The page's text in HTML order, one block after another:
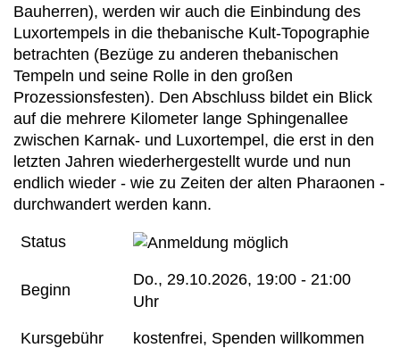
Bauherren), werden wir auch die Einbindung des
Luxortempels in die thebanische Kult-Topographie
betrachten (Bezüge zu anderen thebanischen
Tempeln und seine Rolle in den großen
Prozessionsfesten). Den Abschluss bildet ein Blick
auf die mehrere Kilometer lange Sphingenallee
zwischen Karnak- und Luxortempel, die erst in den
letzten Jahren wiederhergestellt wurde und nun
endlich wieder - wie zu Zeiten der alten Pharaonen -
durchwandert werden kann.
Status
Beginn
Do., 29.10.2026, 19:00 - 21:00
Uhr
Kursgebühr kostenfrei, Spenden willkommen